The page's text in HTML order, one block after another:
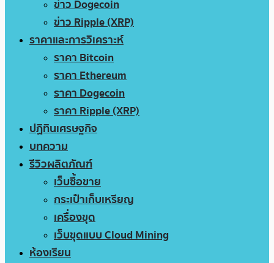
ข่าว Dogecoin
ข่าว Ripple (XRP)
ราคาและการวิเคราะห์
ราคา Bitcoin
ราคา Ethereum
ราคา Dogecoin
ราคา Ripple (XRP)
ปฏิทินเศรษฐกิจ
บทความ
รีวิวผลิตภัณฑ์
เว็บซื้อขาย
กระเป๋าเก็บเหรียญ
เครื่องขุด
เว็บขุดแบบ Cloud Mining
ห้องเรียน